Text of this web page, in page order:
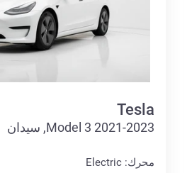
Tesla
Model 3 2021-2023, سيدان
محرك: Electric